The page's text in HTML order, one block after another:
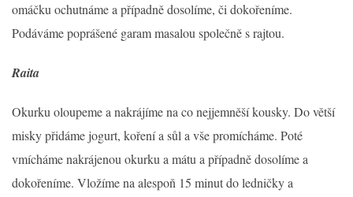
omáčku ochutnáme a případně dosolíme, či dokořeníme.
Podáváme poprášené garam masalou společně s rajtou.
Raita
Okurku oloupeme a nakrájíme na co nejjemněší kousky. Do větší
misky přidáme jogurt, koření a sůl a vše promícháme. Poté
vmícháme nakrájenou okurku a mátu a případně dosolíme a
dokořeníme. Vložíme na alespoň 15 minut do ledničky a